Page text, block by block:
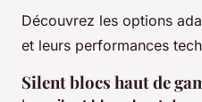
Découvrez les options
et leurs performances
Silent blocs haut de